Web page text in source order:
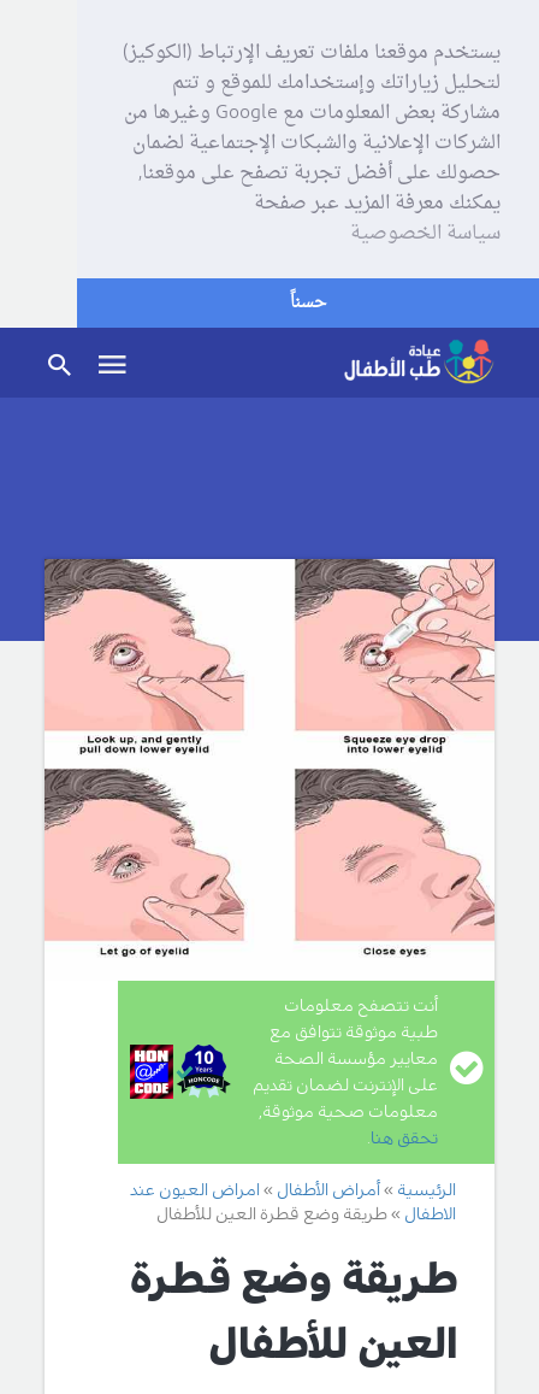
يستخدم موقعنا ملفات تعريف الإرتباط (الكوكيز)
لتحليل زياراتك وإستخدامك للموقع و تتم
مشاركة بعض المعلومات مع Google وغيرها من
الشركات الإعلانية والشبكات الإجتماعية لضمان
حصولك على أفضل تجربة تصفح على موقعنا,
يمكنك معرفة المزيد عبر صفحة
سياسة الخصوصية
حسناً
أنت تتصفح معلومات
طبية موثوقة تتوافق مع
معايير مؤسسة الصحة
على الإنترنت لضمان تقديم
معلومات صحية موثوقة,
تحقق هنا.
الرئيسية أمراض الأطفال
امراض العيون عند
الاطفال
طريقة وضع قطرة العين للأطفال
طريقة وضع قطرة
العين للأطفال